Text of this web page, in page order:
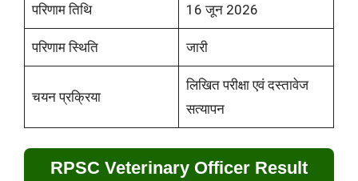
परिणाम तिथि 16 जून 2026
परिणाम स्थिति जारी
चयन प्रक्रिया
लिखित परीक्षा एवं दस्तावेज
सत्यापन
RPSC Veterinary Officer Result